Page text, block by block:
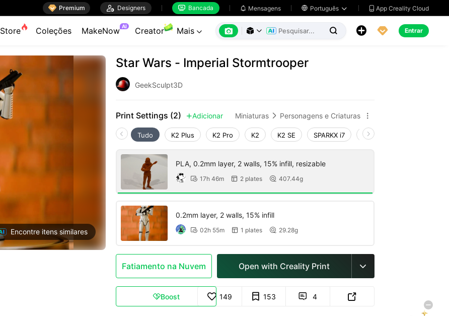
 Premium  Designers  Bancada  Mensagens  Português   App Creality Cloud
Store Coleções MakeNow AI Creator Mais        Entrar
Encontre itens similares
Star Wars - Imperial Stormtrooper
GeekSculpt3D
Print Settings (2) Adicionar Miniaturas  Personagens e Criaturas 
Tudo K2 Plus K2 Pro K2 K2 SE SPARKX i7 Creality Hi
PLA, 0.2mm layer, 2 walls, 15% infill, resizable
 17h 46m  2 plates  407.44g
0.2mm layer, 2 walls, 15% infill
 02h 55m  1 plates  29.28g
Fatiamento na Nuvem Open with Creality Print 
Boost 149 153  4 